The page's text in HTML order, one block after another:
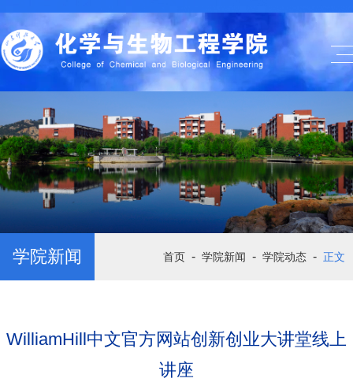
学院新闻 首页 - 学院新闻 - 学院动态 - 正文
WilliamHill中文官方网站创新创业大讲堂线上
讲座